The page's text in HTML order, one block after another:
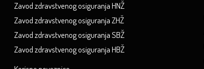
Zavod zdravstvenog osiguranja HNŽ
Zavod zdravstvenog osiguranja ZHŽ
Zavod zdravstvenog osiguranja SBŽ
Zavod zdravstvenog osiguranja HBŽ